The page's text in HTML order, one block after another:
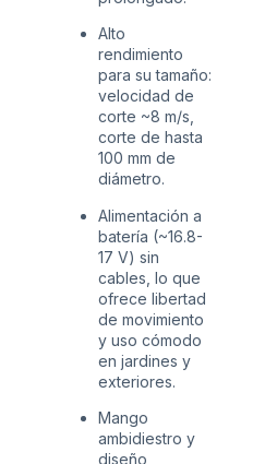
Alto
rendimiento
para su tamaño:
velocidad de
corte ~8 m/s,
corte de hasta
100 mm de
diámetro.
Alimentación a
batería (~16.8-
17 V) sin
cables, lo que
ofrece libertad
de movimiento
y uso cómodo
en jardines y
exteriores.
Mango
ambidiestro y
diseño